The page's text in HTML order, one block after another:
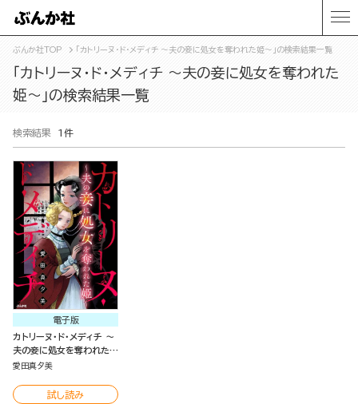
ぶんか社TOP 「カトリーヌ･ド･メディチ ～夫の妾に処女を奪われた姫～」の検索結果一覧
「カトリーヌ･ド･メディチ ～夫の妾に処女を奪われた
姫～」の検索結果一覧
検索結果 1件
電子版
カトリーヌ･ド･メディチ ～
夫の妾に処女を奪われた姫
～
愛田真夕美
試し読み